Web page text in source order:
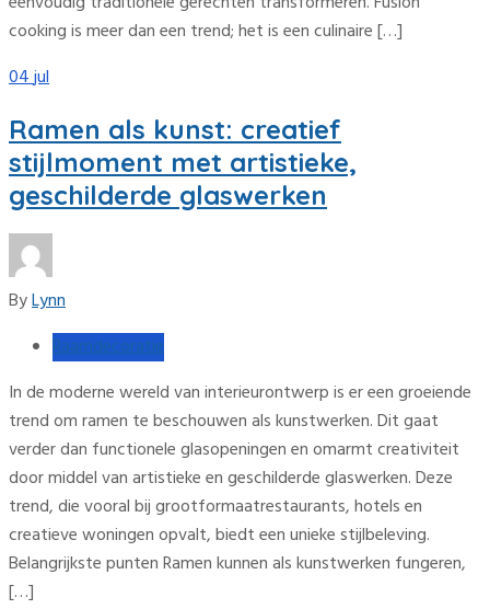
cooking is meer dan een trend; het is een culinaire […]
04jul
Ramen als kunst: creatief
stijlmoment met artistieke,
geschilderde glaswerken
ByLynn
Raamdecoratie
In de moderne wereld van interieurontwerp is er een groeiende
trend om ramen te beschouwen als kunstwerken. Dit gaat
verder dan functionele glasopeningen en omarmt creativiteit
door middel van artistieke en geschilderde glaswerken. Deze
trend, die vooral bij grootformaatrestaurants, hotels en
creatieve woningen opvalt, biedt een unieke stijlbeleving.
Belangrijkste punten Ramen kunnen als kunstwerken fungeren,
[…]